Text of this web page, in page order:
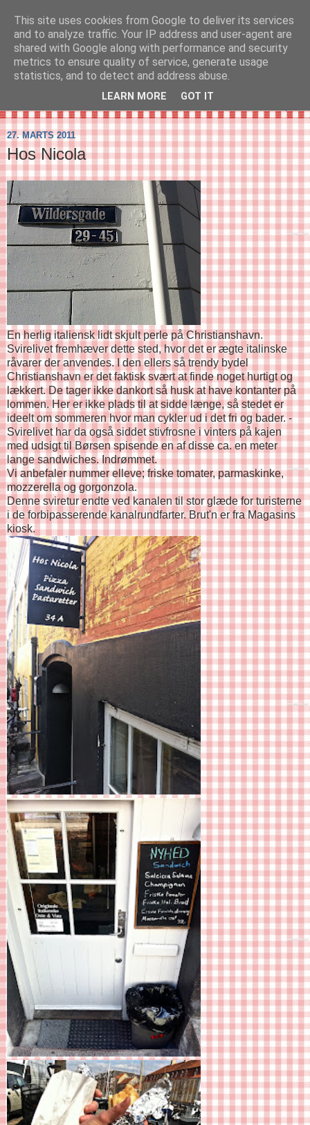
SVIRELIV
- en blog om svirelivet i København og resten af verden...
27. MARTS 2011
Hos Nicola
En herlig italiensk lidt skjult perle på Christianshavn.
Svirelivet fremhæver dette sted, hvor det er ægte italinske
råvarer der anvendes. I den ellers så trendy bydel
Christianshavn er det faktisk svært at finde noget hurtigt og
lækkert. De tager ikke dankort så husk at have kontanter på
lommen. Her er ikke plads til at sidde længe, så stedet er
ideelt om sommeren hvor man cykler ud i det fri og bader. -
Svirelivet har da også siddet stivfrosne i vinters på kajen
med udsigt til Børsen spisende en af disse ca. en meter
lange sandwiches. Indrømmet.
Vi anbefaler nummer elleve; friske tomater, parmaskinke,
mozzerella og gorgonzola.
Denne sviretur endte ved kanalen til stor glæde for turisterne
i de forbipasserende kanalrundfarter. Brut'n er fra Magasins
kiosk.
This site uses cookies from Google to deliver its services
and to analyze traffic. Your IP address and user-agent are
shared with Google along with performance and security
metrics to ensure quality of service, generate usage
statistics, and to detect and address abuse.
LEARN MORE GOT IT